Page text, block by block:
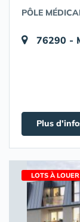
PÔLE
76290 -
Plus
LOTS À LOUER